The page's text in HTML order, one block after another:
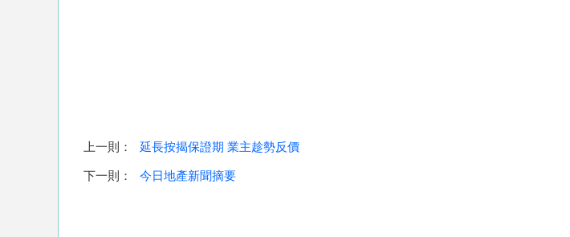
上一則： 延長按揭保證期 業主趁勢反價
下一則： 今日地產新聞摘要